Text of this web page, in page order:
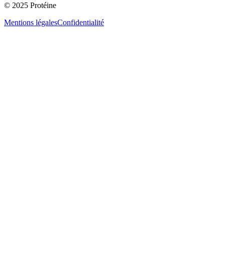
© 2025 Protéine
Mentions légalesConfidentialité